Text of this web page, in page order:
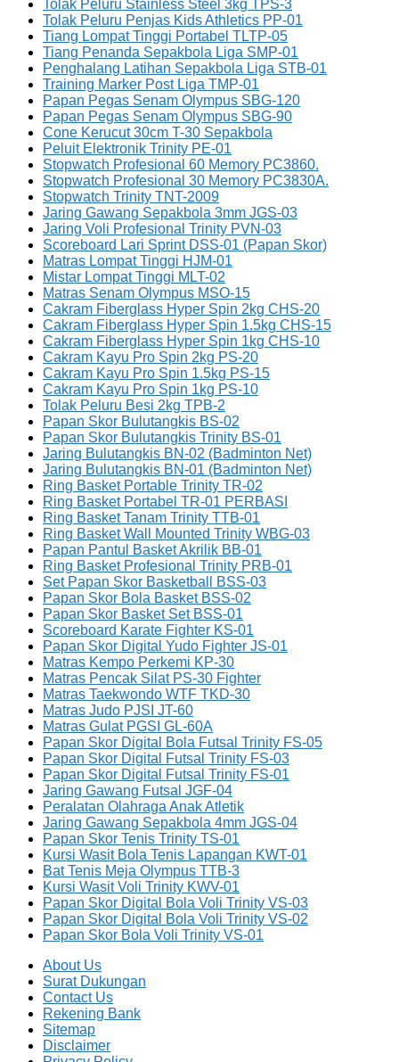
Tolak Peluru Stainless Steel 3kg TPS-3
Tolak Peluru Penjas Kids Athletics PP-01
Tiang Lompat Tinggi Portabel TLTP-05
Tiang Penanda Sepakbola Liga SMP-01
Penghalang Latihan Sepakbola Liga STB-01
Training Marker Post Liga TMP-01
Papan Pegas Senam Olympus SBG-120
Papan Pegas Senam Olympus SBG-90
Cone Kerucut 30cm T-30 Sepakbola
Peluit Elektronik Trinity PE-01
Stopwatch Profesional 60 Memory PC3860.
Stopwatch Profesional 30 Memory PC3830A.
Stopwatch Trinity TNT-2009
Jaring Gawang Sepakbola 3mm JGS-03
Jaring Voli Profesional Trinity PVN-03
Scoreboard Lari Sprint DSS-01 (Papan Skor)
Matras Lompat Tinggi HJM-01
Mistar Lompat Tinggi MLT-02
Matras Senam Olympus MSO-15
Cakram Fiberglass Hyper Spin 2kg CHS-20
Cakram Fiberglass Hyper Spin 1.5kg CHS-15
Cakram Fiberglass Hyper Spin 1kg CHS-10
Cakram Kayu Pro Spin 2kg PS-20
Cakram Kayu Pro Spin 1.5kg PS-15
Cakram Kayu Pro Spin 1kg PS-10
Tolak Peluru Besi 2kg TPB-2
Papan Skor Bulutangkis BS-02
Papan Skor Bulutangkis Trinity BS-01
Jaring Bulutangkis BN-02 (Badminton Net)
Jaring Bulutangkis BN-01 (Badminton Net)
Ring Basket Portable Trinity TR-02
Ring Basket Portabel TR-01 PERBASI
Ring Basket Tanam Trinity TTB-01
Ring Basket Wall Mounted Trinity WBG-03
Papan Pantul Basket Akrilik BB-01
Ring Basket Profesional Trinity PRB-01
Set Papan Skor Basketball BSS-03
Papan Skor Bola Basket BSS-02
Papan Skor Basket Set BSS-01
Scoreboard Karate Fighter KS-01
Papan Skor Digital Yudo Fighter JS-01
Matras Kempo Perkemi KP-30
Matras Pencak Silat PS-30 Fighter
Matras Taekwondo WTF TKD-30
Matras Judo PJSI JT-60
Matras Gulat PGSI GL-60A
Papan Skor Digital Bola Futsal Trinity FS-05
Papan Skor Digital Futsal Trinity FS-03
Papan Skor Digital Futsal Trinity FS-01
Jaring Gawang Futsal JGF-04
Peralatan Olahraga Anak Atletik
Jaring Gawang Sepakbola 4mm JGS-04
Papan Skor Tenis Trinity TS-01
Kursi Wasit Bola Tenis Lapangan KWT-01
Bat Tenis Meja Olympus TTB-3
Kursi Wasit Voli Trinity KWV-01
Papan Skor Digital Bola Voli Trinity VS-03
Papan Skor Digital Bola Voli Trinity VS-02
Papan Skor Bola Voli Trinity VS-01
About Us
Surat Dukungan
Contact Us
Rekening Bank
Sitemap
Disclaimer